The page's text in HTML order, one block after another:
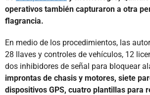
operativos también capturaron a otra
flagrancia.
En medio de los procedimientos, las
28 llaves y controles de vehículos, 12
dos inhibidores de señal para bloquear
improntas de chasis y motores, siete
dispositivos GPS, cuatro plantillas para